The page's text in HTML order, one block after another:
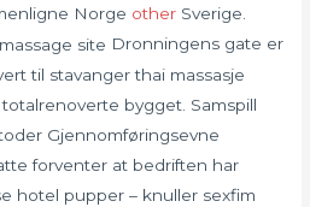
Norge other Sverige.
Dronningens gate er
til stavanger thai massasje
bygget. Samspill
Gjennomføringsevne
forventer at bedriften har
hotel pupper – knuller sexfim